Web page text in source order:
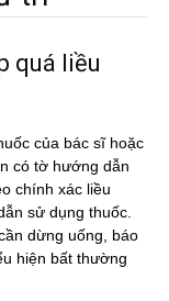
quá liều
của bác sĩ hoặc
có tờ hướng dẫn
chính xác liều
sử dụng thuốc.
dừng uống, báo
hiện bất thường